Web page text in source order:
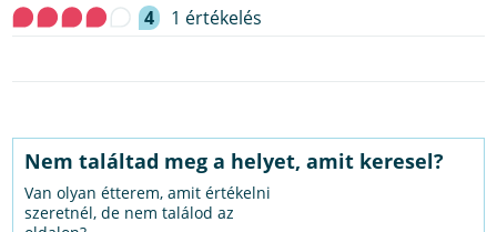
4 1 értékelés
Nem találtad meg a helyet, amit keresel?
Van olyan étterem, amit értékelni
szeretnél, de nem találod az